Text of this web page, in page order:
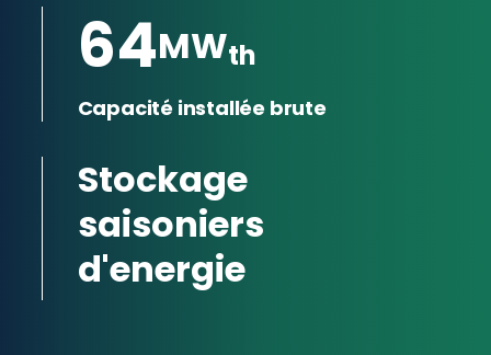
64MWth
Capacité installée brute
Stockage
saisoniers
d'energie